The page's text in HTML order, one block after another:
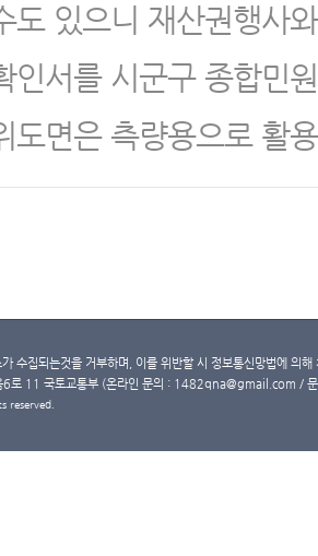
도 있으니 재산권행사
인서를 시군구 종합민
도면은 측량용으로 활
수집되는것을 거부하며, 이를 위반할 시 정보통신망법에 의
6로 11 국토교통부 (온라인 문의 : 1482qna@gmail.com /
reserved.